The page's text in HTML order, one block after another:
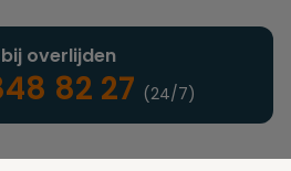
bij overlijden
82 27 (24/7)